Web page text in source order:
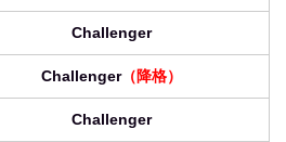
Challenger
Challenger（降格）
Challenger